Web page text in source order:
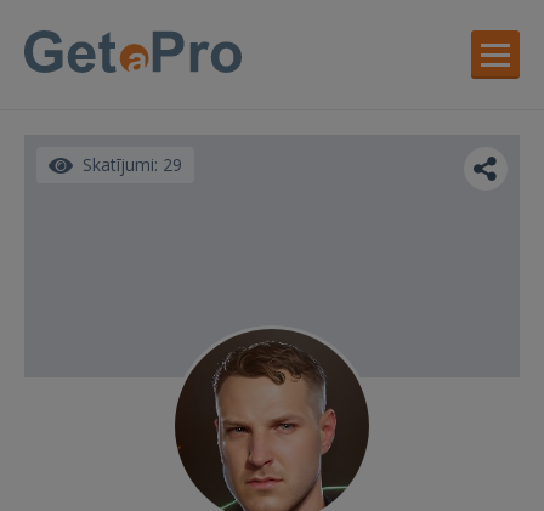
Skatījumi: 29